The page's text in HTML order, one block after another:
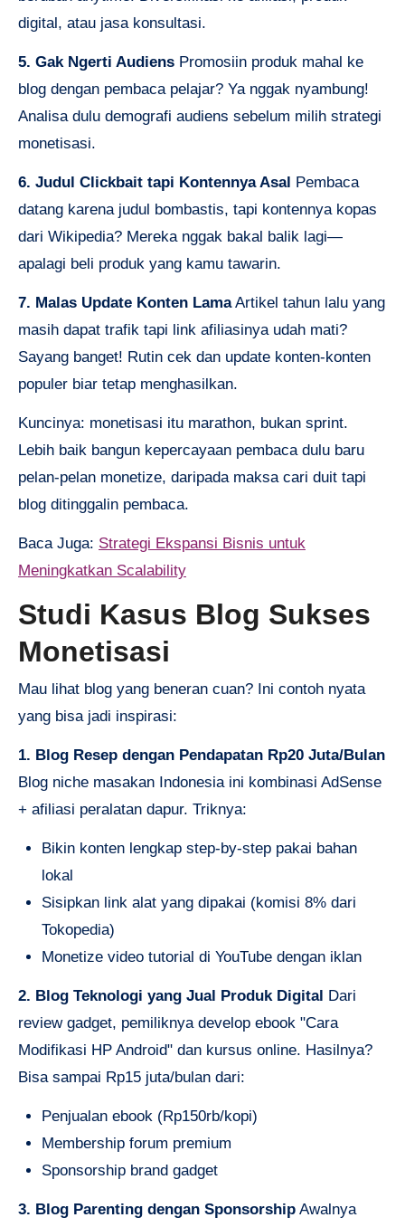
digital, atau jasa konsultasi.
5. Gak Ngerti Audiens Promosiin produk mahal ke
blog dengan pembaca pelajar? Ya nggak nyambung!
Analisa dulu demografi audiens sebelum milih strategi
monetisasi.
6. Judul Clickbait tapi Kontennya Asal Pembaca
datang karena judul bombastis, tapi kontennya kopas
dari Wikipedia? Mereka nggak bakal balik lagi—
apalagi beli produk yang kamu tawarin.
7. Malas Update Konten LamaArtikel tahun lalu yang
masih dapat trafik tapi link afiliasinya udah mati?
Sayang banget! Rutin cek dan update konten-konten
populer biar tetap menghasilkan.
Kuncinya: monetisasi itu marathon, bukan sprint.
Lebih baik bangun kepercayaan pembaca dulu baru
pelan-pelan monetize, daripada maksa cari duit tapi
blog ditinggalin pembaca.
Baca Juga: Strategi Ekspansi Bisnis untuk
Meningkatkan Scalability
Studi Kasus Blog Sukses
Monetisasi
Mau lihat blog yang beneran cuan? Ini contoh nyata
yang bisa jadi inspirasi:
1. Blog Resep dengan Pendapatan Rp20 Juta/Bulan
Blog niche masakan Indonesia ini kombinasi AdSense
+ afiliasi peralatan dapur. Triknya:
Bikin konten lengkap step-by-step pakai bahan
lokal
Sisipkan link alat yang dipakai (komisi 8% dari
Tokopedia)
Monetize video tutorial di YouTube dengan iklan
2. Blog Teknologi yang Jual Produk Digital
Dari
review gadget, pemiliknya develop ebook "Cara
Modifikasi HP Android" dan kursus online. Hasilnya?
Bisa sampai Rp15 juta/bulan dari:
Penjualan ebook (Rp150rb/kopi)
Membership forum premium
Sponsorship brand gadget
3. Blog Parenting dengan Sponsorship Awalnya